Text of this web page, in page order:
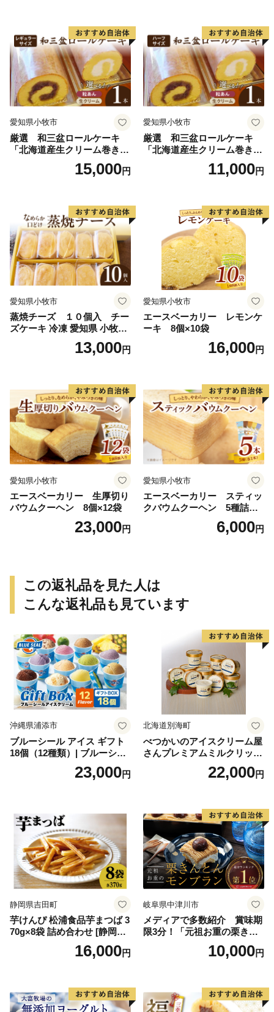
三盆 小牧銘菓 バウムクーヘ
ン 常温 愛知県 小牧市 アンプ
チベアやぐま
愛知県小牧市
厳選 和三盆ロールケーキ
「北海道産生クリーム巻き」
または「北海道産粒あん巻
き」（サイズ：レギュラー）
凍 愛知県 小牧市 アンプチベ
アやぐま
15,000円
愛知県小牧市
厳選 和三盆ロールケーキ
「北海道産生クリーム巻き」
または「北海道産粒あん巻
き」（サイズ：ハーフ） 和
知県 小牧市 アンプチベアや
11,000円
愛知県小牧市
蒸焼チーズ １０個入 チー
ズケーキ 冷凍 愛知県 小牧市
アンプチベアやぐま13,000円
愛知県小牧市
エースベーカリー レモンケ
ーキ 8個×10袋
16,000円
愛知県小牧市
エースベーカリー 生厚切り
バウムクーヘン 8個×12袋
23,000円
愛知県小牧市
エースベーカリー スティッ
クバウムクーヘン 5種詰合
せ バウムクーヘン バーム
クーヘン おやつ おかし スイ
6,000円
この返礼品を見た人は
こんな返礼品も見ています
沖縄県浦添市
ブルーシール アイス ギフト
18個（12種類）| ブルーシー
ルアイス ブルーシールアイ
スクリーム 着日指定可能 送
誕生日 カップ 詰め合わせ バ
ラエティ | バニラ チョコレー
ト ストロベリー ピスタチオ
バニラ＆クッキー ウベ 沖縄
紅イモ 塩ちんすこう 沖縄シ
ークヮーサー 沖縄黒糖 琉球
ロイヤルミルクティ 沖縄パ
イン
23,000円
北海道別海町
べつかいのアイスクリーム屋
さんプレミアムミルクリッチ
12個（AP-01）（ 北海道アイ
ス 北海道産アイス アイス ア
道産アイス 道産アイスクリ
ーム ギフト 詰合せ 詰め合わ
せ ふるさと納税 ）
22,000円
静岡県吉田町
芋けんぴ 松浦食品芋まつば 3
70g×8袋 詰め合わせ [静岡伊
勢丹(松浦食品) 静岡県 吉田町
22424274] 芋ケンピ セット
16,000円
岐阜県中津川市
メディアで多数紹介 賞味期
限3分！「元祖お重の栗きん
とんモンブラン」 【未来の
ご褒美】スイーツ 栗 モンブ
子 菓子 F4N-2298
10,000円